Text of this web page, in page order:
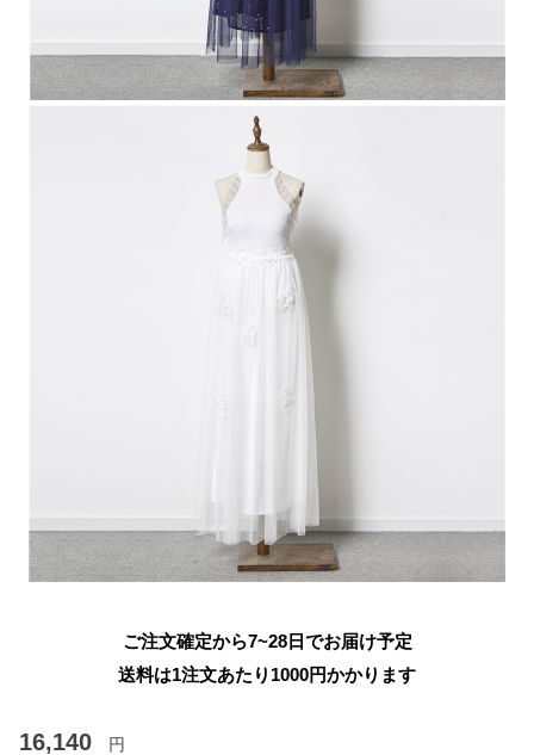
ご注文確定から7~28日でお届け予定
送料は1注文あたり 1000円かかります
16,140 円